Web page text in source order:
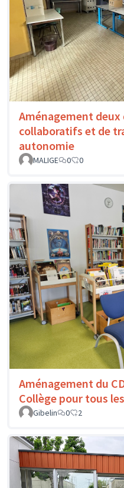
Aménagement deux
collaboratifs et de
autonomie
MALIGE 0 0
Aménagement du
Collège pour tous
Gibelin
0 2